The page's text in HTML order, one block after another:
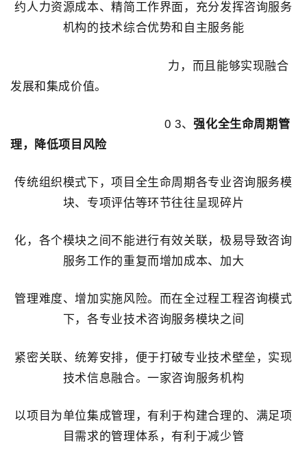
约人力资源成本、精简工作界面，充分发挥咨询服务
机构的技术综合优势和自主服务能
力，而且能够实现融合
发展和集成价值。
0 3、强化全生命周期管
理，降低项目风险
传统组织模式下，项目全生命周期各专业咨询服务模
块、专项评估等环节往往呈现碎片
化，各个模块之间不能进行有效关联，极易导致咨询
服务工作的重复而增加成本、加大
管理难度、增加实施风险。而在全过程工程咨询模式
下，各专业技术咨询服务模块之间
紧密关联、统筹安排，便于打破专业技术壁垒，实现
技术信息融合。一家咨询服务机构
以项目为单位集成管理，有利于构建合理的、满足项
目需求的管理体系，有利于减少管